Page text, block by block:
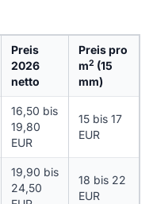
Preis
2026
netto
Preis pro
m2 (15
mm)
16,50 bis
19,80
EUR
15 bis 17
EUR
19,90 bis
24,50
18 bis 22
EUR